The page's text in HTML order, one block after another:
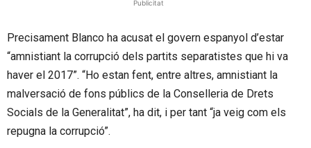
Publicitat
Precisament Blanco ha acusat el govern espanyol d’estar
“amnistiant la corrupció dels partits separatistes que hi va
haver el 2017”. “Ho estan fent, entre altres, amnistiant la
malversació de fons públics de la Conselleria de Drets
Socials de la Generalitat”, ha dit, i per tant “ja veig com els
repugna la corrupció”.